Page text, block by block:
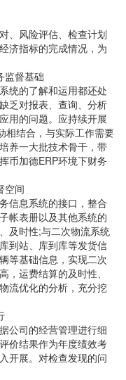
风险评估、检查计划
济指标的完成情况，为
督基础
的了解和运用都还处
乏对报表、查询、分析
用的问题。应持续开展
相结合，与实际工作需要
养一大批技术骨干，带
币加德ERP环境下财务
空间
息系统的接口，整合
帐表册以及其他系统的
及时性;与二次物流系统
到站、库到库等发货信
等基础信息，实现二次
，运费结算的及时性、
流优化的分析，充分挖
司的经营管理进行细
价结果作为年度绩效考
开展。对检查发现的问